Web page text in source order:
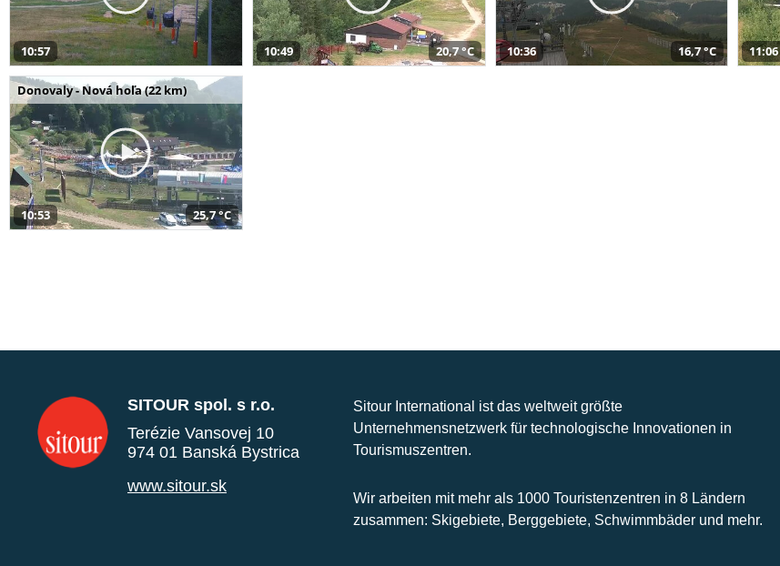
10:57 10:49 20,7 °C 10:36 16,7 °C 11:06
Donovaly - Nová hoľa (22 km)
10:53 25,7 °C
SITOUR spol. s r.o.
Terézie Vansovej 10
974 01 Banská Bystrica
www.sitour.sk
Sitour International ist das weltweit größte
Unternehmensnetzwerk für technologische Innovationen in
Tourismuszentren.
Wir arbeiten mit mehr als 1000 Touristenzentren in 8 Ländern
zusammen: Skigebiete, Berggebiete, Schwimmbäder und mehr.